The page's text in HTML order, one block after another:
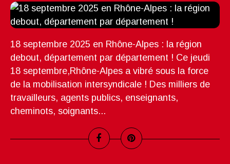
18 septembre 2025 en Rhône-Alpes : la région
debout, département par département ! Ce jeudi
18 septembre,Rhône-Alpes a vibré sous la force
de la mobilisation intersyndicale ! Des milliers de
travailleurs, agents publics, enseignants,
cheminots, soignants...